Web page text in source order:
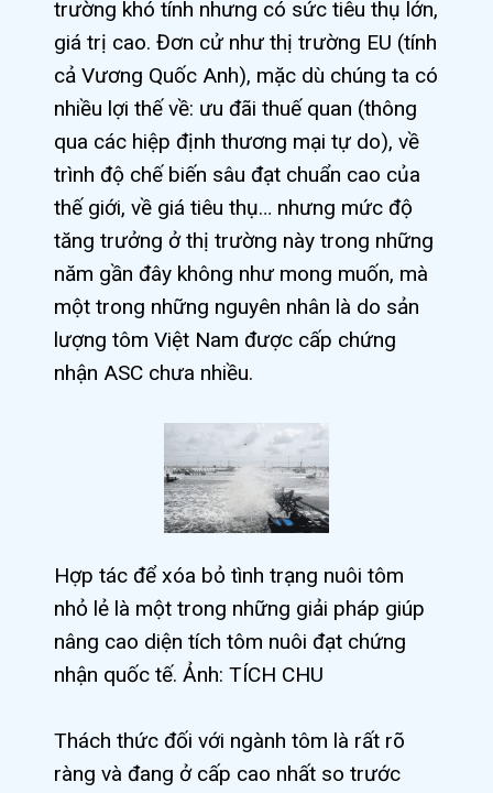
trường khó tính nhưng có sức tiêu thụ lớn,
giá trị cao. Đơn cử như thị trường EU (tính
cả Vương Quốc Anh), mặc dù chúng ta có
nhiều lợi thế về: ưu đãi thuế quan (thông
qua các hiệp định thương mại tự do), về
trình độ chế biến sâu đạt chuẩn cao của
thế giới, về giá tiêu thụ… nhưng mức độ
tăng trưởng ở thị trường này trong những
năm gần đây không như mong muốn, mà
một trong những nguyên nhân là do sản
lượng tôm Việt Nam được cấp chứng
nhận ASC chưa nhiều.
Hợp tác để xóa bỏ tình trạng nuôi tôm
nhỏ lẻ là một trong những giải pháp giúp
nâng cao diện tích tôm nuôi đạt chứng
nhận quốc tế. Ảnh: TÍCH CHU
Thách thức đối với ngành tôm là rất rõ
ràng và đang ở cấp cao nhất so trước